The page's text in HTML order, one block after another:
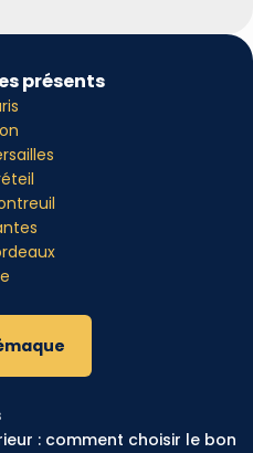
: comment choisir le bon
présents